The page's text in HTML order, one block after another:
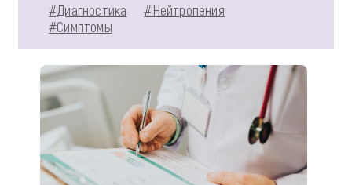
#Диагностика
#Нейтропения
#Симптомы